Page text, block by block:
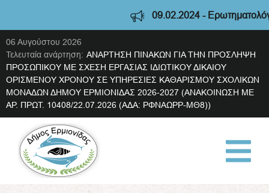
09.02.2024 - Ερωτηματολόγιο
06 Αυγούστου 2026
Τελευταία ανάρτηση: ΑΝΑΡΤΗΣΗ ΠΙΝΑΚΩΝ ΓΙΑ ΤΗΝ ΠΡΟΣΛΗΨΗ
ΠΡΟΣΩΠΙΚΟΥ ΜΕ ΣΧΕΣΗ ΕΡΓΑΣΙΑΣ ΙΔΙΩΤΙΚΟΥ ΔΙΚΑΙΟΥ
ΟΡΙΣΜΕΝΟΥ ΧΡΟΝΟΥ ΣΕ ΥΠΗΡΕΣΙΕΣ ΚΑΘΑΡΙΣΜΟΥ ΣΧΟΛΙΚΩΝ
ΜΟΝΑΔΩΝ ΔΗΜΟΥ ΕΡΜΙΟΝΙΔΑΣ 2026-2027 (ΑΝΑΚΟΙΝΩΣΗ ΜΕ
ΑΡ. ΠΡΩΤ. 10408/22.07.2026 (ΑΔΑ: ΡΦΝΑΩΡΡ-ΜΘ8))